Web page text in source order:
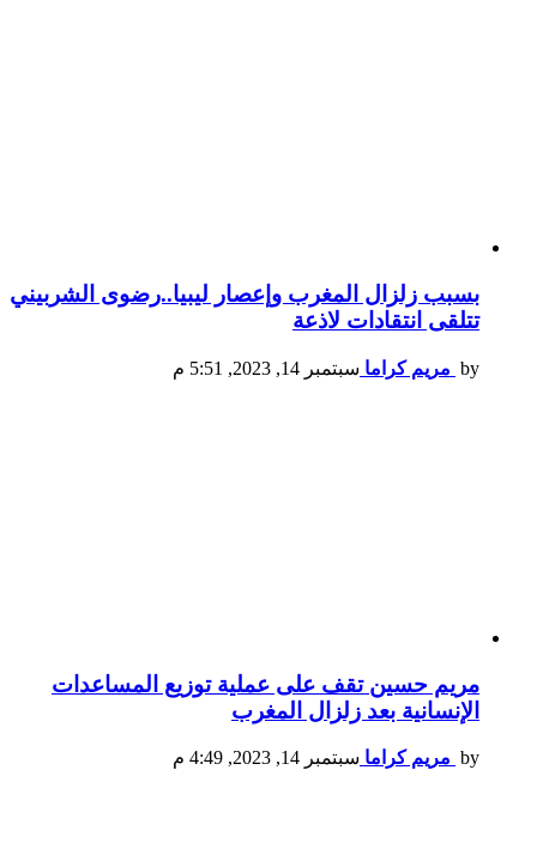
بسبب زلزال المغرب وإعصار ليبيا..رضوى الشربيني
تتلقى انتقادات لاذعة
by مريم كراما سبتمبر 14, 2023, 5:51 م
مريم حسين تقف على عملية توزيع المساعدات
الإنسانية بعد زلزال المغرب
by مريم كراما سبتمبر 14, 2023, 4:49 م